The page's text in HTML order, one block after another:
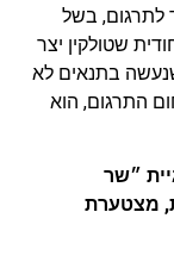
לתרגום, בשל
שטולקין יצר
בתנאים לא
התרגום, הוא
״שר
מצטערת